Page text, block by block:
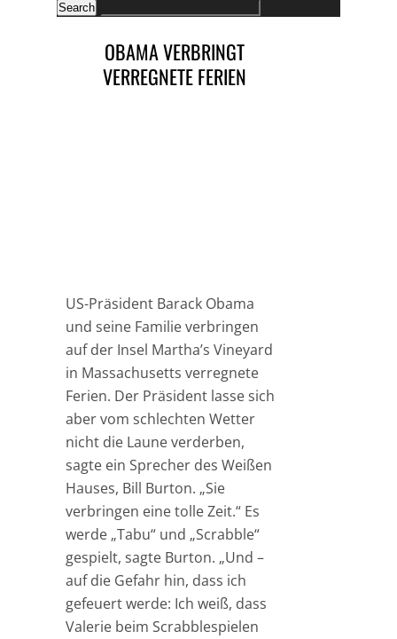
OBAMA VERBRINGT
VERREGNETE FERIEN
US-Präsident Barack Obama
und seine Familie verbringen
auf der Insel Martha’s Vineyard
in Massachusetts verregnete
Ferien. Der Präsident lasse sich
aber vom schlechten Wetter
nicht die Laune verderben,
sagte ein Sprecher des Weißen
Hauses, Bill Burton. „Sie
verbringen eine tolle Zeit.“ Es
werde „Tabu“ und „Scrabble“
gespielt, sagte Burton. „Und –
auf die Gefahr hin, dass ich
gefeuert werde: Ich weiß, dass
Valerie beim Scrabblespielen